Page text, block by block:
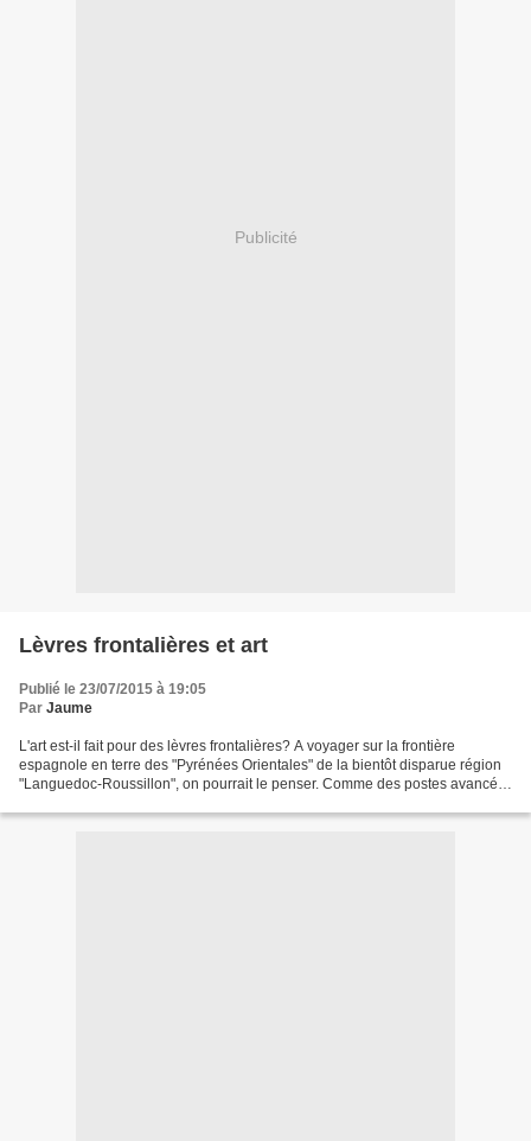
Publicité
Lèvres frontalières et art
Publié le 23/07/2015 à 19:05
Par Jaume
L'art est-il fait pour des lèvres frontalières? A voyager sur la frontière
espagnole en terre des "Pyrénées Orientales" de la bientôt disparue région
"Languedoc-Roussillon", on pourrait le penser. Comme des postes avancés,